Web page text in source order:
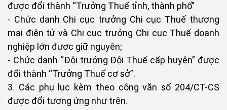
được đổi thành “Trưởng Thuế tỉnh, thành phố”
- Chức danh Chi cục trưởng Chi cục Thuế thương
mại điện tử và Chi cục trưởng Chi cục Thuế doanh
nghiệp lớn được giữ nguyên;
- Chức danh “Đội trưởng Đội Thuế cấp huyện” được
đổi thành “Trưởng Thuế cơ sở”.
3. Các phụ lục kèm theo công văn số 204/CT-CS
được đổi tương ứng như trên.